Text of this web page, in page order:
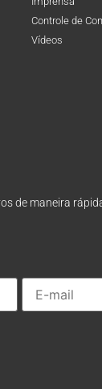
Controle de
Vídeos
de maneira